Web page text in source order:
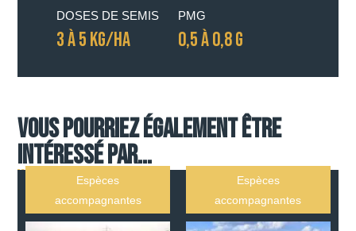
DOSES DE SEMIS
3 À 5 KG/HA
PMG
0,5 À 0,8 G
Vous pourriez également être
intéressé par...
Espèces
accompagnantes
Espèces
accompagnantes